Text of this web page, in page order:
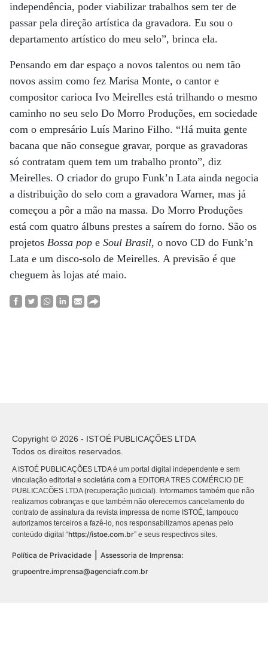
independência, poder viabilizar trabalhos sem ter de
passar pela direção artística da gravadora. Eu sou o
departamento artístico do meu selo”, brinca ela.
Pensando em dar espaço a novos talentos ou nem tão
novos assim como fez Marisa Monte, o cantor e
compositor carioca Ivo Meirelles está trilhando o mesmo
caminho no seu selo Do Morro Produções, em sociedade
com o empresário Luís Marino Filho. “Há muita gente
bacana que não consegue gravar, porque as gravadoras
só contratam quem tem um trabalho pronto”, diz
Meirelles. O criador do grupo Funk’n Lata ainda negocia
a distribuição do selo com a gravadora Warner, mas já
começou a pôr a mão na massa. Do Morro Produções
está com quatro álbuns prestes a saírem do forno. São os
projetos Bossa pop e Soul Brasil, o novo CD do Funk’n
Lata e um disco-solo de Meirelles. A previsão é que
cheguem às lojas até maio.
Copyright © 2026 - ISTOÉ PUBLICAÇÕES LTDA
Todos os direitos reservados.
A ISTOÉ PUBLICAÇÕES LTDA é um portal digital independente e sem
vinculação editorial e societária com a EDITORA TRES COMÉRCIO DE
PUBLICACÕES LTDA (recuperação judicial). Informamos também que não
realizamos cobranças e que também não oferecemos cancelamento do
contrato de assinatura da revista impressa de nome ISTOÉ, tampouco
autorizamos terceiros a fazê-lo, nos responsabilizamos apenas pelo
conteúdo digital “https://istoe.com.br” e seus respectivos sites.
Política de Privacidade
Assessoria de Imprensa:
grupoentre.imprensa@agenciafr.com.br